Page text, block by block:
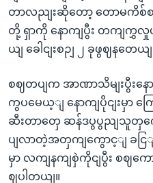
တာလညျးဆိုတော့ တောမကိစ်စ
တို့ ရှာကို နောကျပွီး တကျကွှလှု
ယျ ခေါငျးစဉျ ၂ ခုဖွဈနတေယျ
စဈတပျက အာဏာသိမျးပွီးနော
ကွပမေယ့ျ နောကျပိုငျးမှာ ကြ
ဆီးတာတှေ ဆန်ဒပွပွညျသူတှက
ပျလာတဲ့အတှကျကွောင့ျ ခငြျ
မှာ လကျနကျစှဲကိုငျပွီး စဈက
ဈပါတယျ။